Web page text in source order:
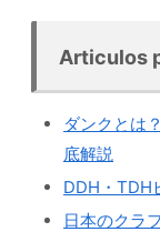
Articulos
ダンクとは
底解説
DDH・TDH
日本のクラ